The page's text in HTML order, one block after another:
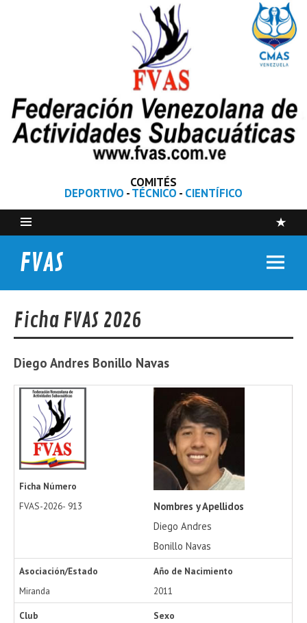
COMITÉS
DEPORTIVO -TÉCNICO - CIENTÍFICO
FVAS
Ficha FVAS 2026
Diego Andres Bonillo Navas
Ficha Número
FVAS-2026- 913
Nombres y Apellidos
Diego Andres
Bonillo Navas
Asociación/Estado
Miranda
Año de Nacimiento
2011
Club
Sexo